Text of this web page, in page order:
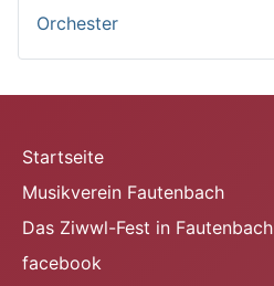
Orchester
Startseite
Musikverein Fautenbach
Das Ziwwl-Fest in Fautenbach
facebook